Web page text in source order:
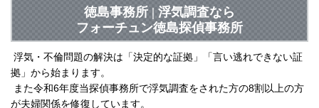
徳島事務所 | 浮気調査なら
フォーチュン徳島探偵事務所
浮気・不倫問題の解決は「決定的な証拠」「言い逃れできない証
拠」から始まります。
また令和6年度当探偵事務所で浮気調査をされた方の8割以上の方
が夫婦関係を修復しています。